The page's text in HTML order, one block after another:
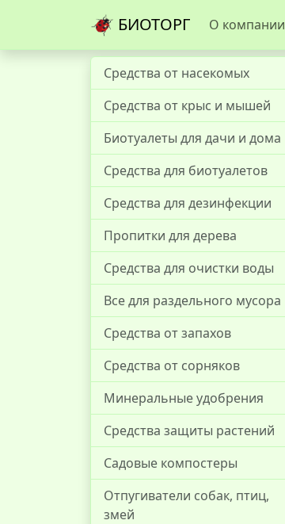
БИОТОРГ О компании
Средства от насекомых
Средства от крыс и мышей
Биотуалеты для дачи и дома
Средства для биотуалетов
Средства для дезинфекции
Пропитки для дерева
Средства для очистки воды
Все для раздельного мусора
Средства от запахов
Средства от сорняков
Минеральные удобрения
Средства защиты растений
Садовые компостеры
Отпугиватели собак, птиц,
змей